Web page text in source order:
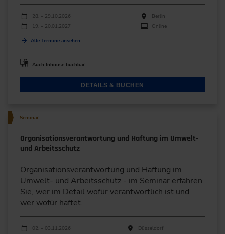
Durchführungen
Veranstaltungsdatum
28. – 29.10.2026
Berlin
19. – 20.01.2027
Online
Alle Termine ansehen
Auch Inhouse buchbar
DETAILS & BUCHEN
Seminar
Organisationsverantwortung und Haftung im Umwelt-
und Arbeitsschutz
Organisationsverantwortung und Haftung im
Umwelt- und Arbeitsschutz - im Seminar erfahren
Sie, wer im Detail wofür verantwortlich ist und
wer wofür haftet.
Durchführungen
Veranstaltungsdatum
02. – 03.11.2026 Düsseldorf